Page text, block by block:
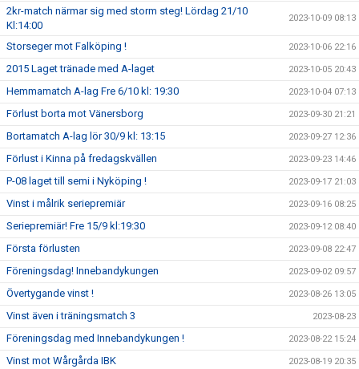
2kr-match närmar sig med storm steg! Lördag 21/10
Kl:14:00
2023-10-09 08:13
Storseger mot Falköping ! 2023-10-06 22:16
2015 Laget tränade med A-laget 2023-10-05 20:43
Hemmamatch A-lag Fre 6/10 kl: 19:30 2023-10-04 07:13
Förlust borta mot Vänersborg 2023-09-30 21:21
Bortamatch A-lag lör 30/9 kl: 13:15 2023-09-27 12:36
Förlust i Kinna på fredagskvällen 2023-09-23 14:46
P-08 laget till semi i Nyköping ! 2023-09-17 21:03
Vinst i målrik seriepremiär 2023-09-16 08:25
Seriepremiär! Fre 15/9 kl:19:30 2023-09-12 08:40
Första förlusten 2023-09-08 22:47
Föreningsdag! Innebandykungen 2023-09-02 09:57
Övertygande vinst ! 2023-08-26 13:05
Vinst även i träningsmatch 3 2023-08-23
Föreningsdag med Innebandykungen ! 2023-08-22 15:24
Vinst mot Wårgårda IBK 2023-08-19 20:35